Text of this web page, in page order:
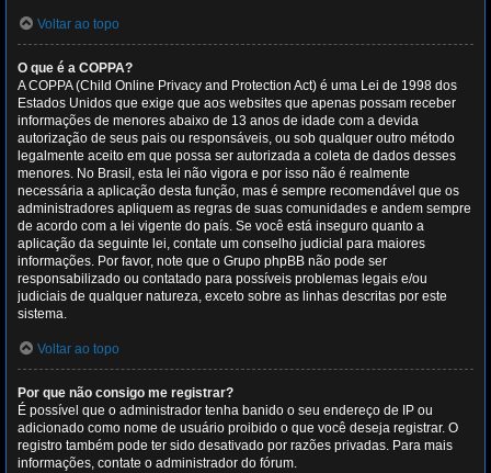
Voltar ao topo
O que é a COPPA?
A COPPA (Child Online Privacy and Protection Act) é uma Lei de 1998 dos
Estados Unidos que exige que aos websites que apenas possam receber
informações de menores abaixo de 13 anos de idade com a devida
autorização de seus pais ou responsáveis, ou sob qualquer outro método
legalmente aceito em que possa ser autorizada a coleta de dados desses
menores. No Brasil, esta lei não vigora e por isso não é realmente
necessária a aplicação desta função, mas é sempre recomendável que os
administradores apliquem as regras de suas comunidades e andem sempre
de acordo com a lei vigente do país. Se você está inseguro quanto a
aplicação da seguinte lei, contate um conselho judicial para maiores
informações. Por favor, note que o Grupo phpBB não pode ser
responsabilizado ou contatado para possíveis problemas legais e/ou
judiciais de qualquer natureza, exceto sobre as linhas descritas por este
sistema.
Voltar ao topo
Por que não consigo me registrar?
É possível que o administrador tenha banido o seu endereço de IP ou
adicionado como nome de usuário proibido o que você deseja registrar. O
registro também pode ter sido desativado por razões privadas. Para mais
informações, contate o administrador do fórum.